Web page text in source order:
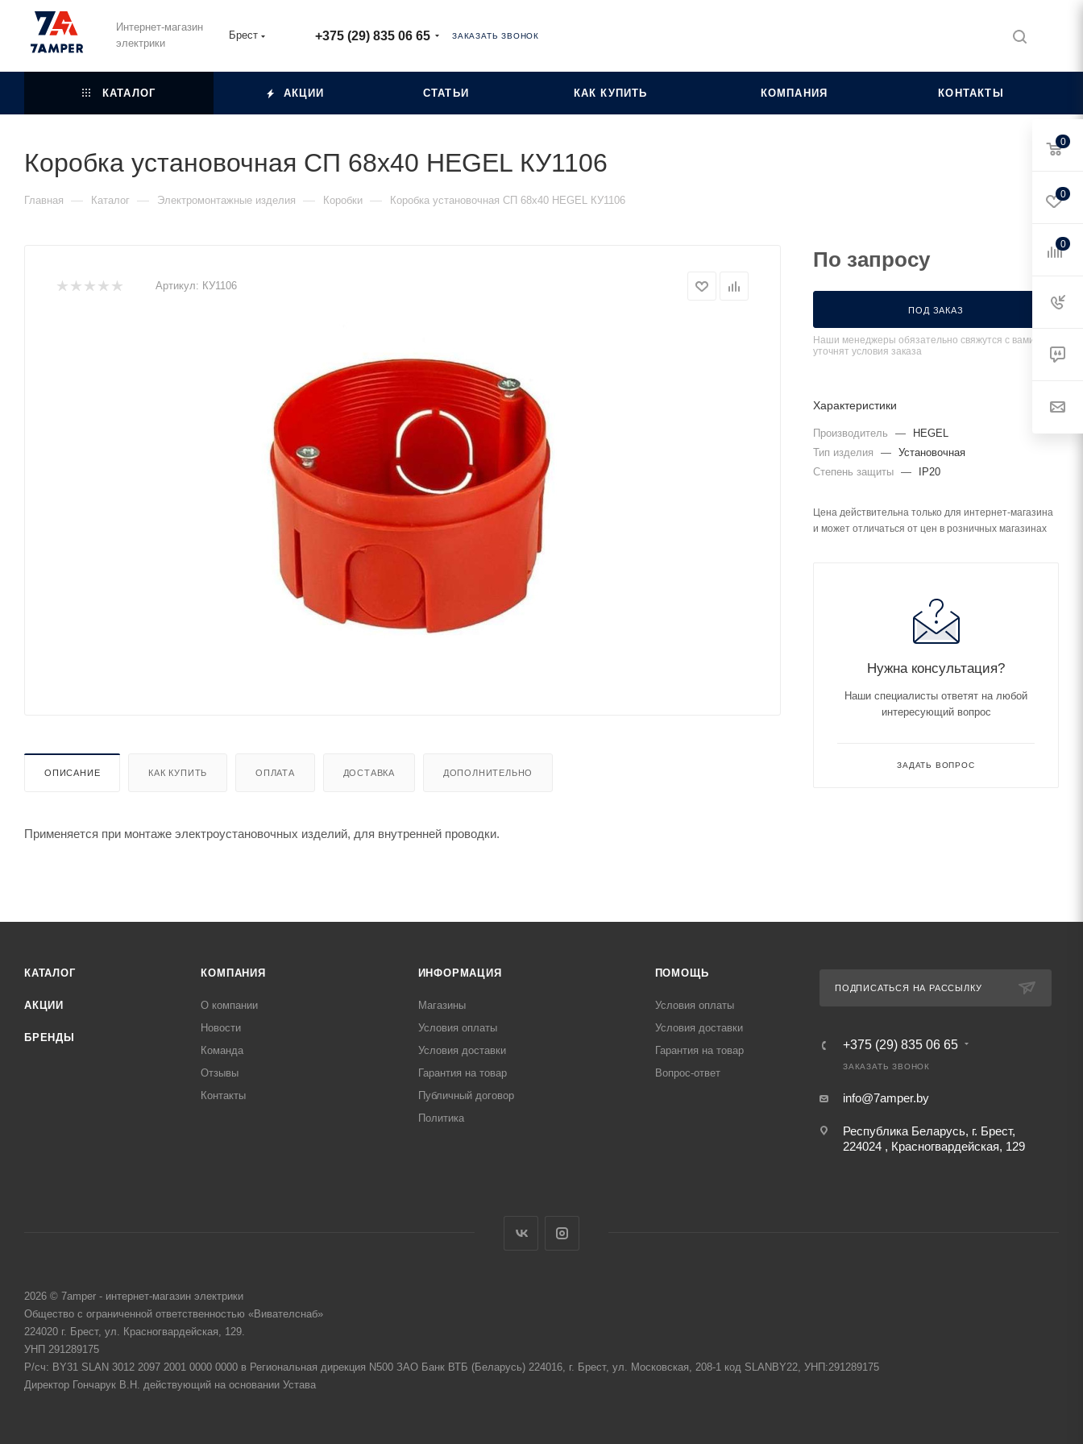
Интернет-магазин
электрики
Брест +375 (29) 835 06 65 ЗАКАЗАТЬ ЗВОНОК
КАТАЛОГ АКЦИИ СТАТЬИ КАК КУПИТЬ КОМПАНИЯ КОНТАКТЫ
Коробка установочная СП 68х40 HEGEL КУ1106
Главная — Каталог — Электромонтажные изделия — Коробки — Коробка установочная СП 68х40 HEGEL КУ1106
Артикул: КУ1106
ОПИСАНИЕ КАК КУПИТЬ ОПЛАТА ДОСТАВКА ДОПОЛНИТЕЛЬНО
Применяется при монтаже электроустановочных изделий, для внутренней проводки.
По запросу
ПОД ЗАКАЗ
Наши менеджеры обязательно свяжутся с вами и
уточнят условия заказа
Характеристики
Производитель —
HEGEL
Тип изделия
— Установочная
Степень защиты — IP20
Цена действительна только для интернет-магазина
и может отличаться от цен в розничных магазинах
Нужна консультация?
Наши специалисты ответят на любой
интересующий вопрос
ЗАДАТЬ ВОПРОС
КАТАЛОГ
АКЦИИ
БРЕНДЫ
КОМПАНИЯ
О компании
Новости
Команда
Отзывы
Контакты
ИНФОРМАЦИЯ
Магазины
Условия оплаты
Условия доставки
Гарантия на товар
Публичный договор
Политика
ПОМОЩЬ
Условия оплаты
Условия доставки
Гарантия на товар
Вопрос-ответ
ПОДПИСАТЬСЯ НА РАССЫЛКУ
+375 (29) 835 06 65
ЗАКАЗАТЬ ЗВОНОК
info@7amper.by
Республика Беларусь, г. Брест,
224024 , Красногвардейская, 129
2026 © 7amper - интернет-магазин электрики
Общество с ограниченной ответственностью «Вивателснаб»
224020 г. Брест, ул. Красногвардейская, 129.
УНП 291289175
Р/сч: BY31 SLAN 3012 2097 2001 0000 0000 в Региональная дирекция N500 ЗАО Банк ВТБ (Беларусь) 224016, г. Брест, ул. Московская, 208-1 код SLANBY22, УНП:291289175
Директор Гончарук В.Н. действующий на основании Устава
0
0
0